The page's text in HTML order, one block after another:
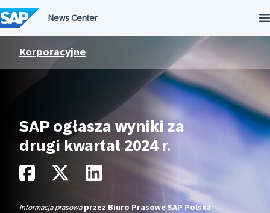
do
treści
Korporacyjne
SAP ogłasza wyniki za
drugi kwartał 2024 r.
Informacja prasowa przez Biuro Prasowe SAP Polska